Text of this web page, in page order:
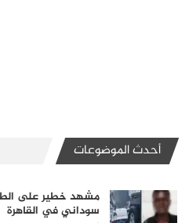
أحدث الموضوعات
مشهد خطير على
سوداني في القاهرة